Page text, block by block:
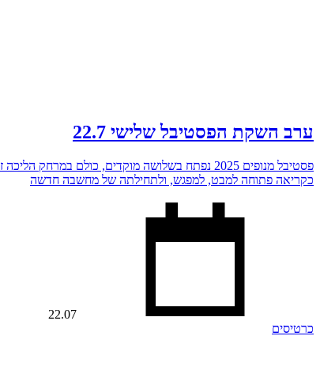
ערב השקת הפסטיבל שלישי 22.7
פסטיבל מנופים 2025 נפתח בשלושה מוקדים,
כקריאה פתוחה למבט, למפגש, ולתחילתה של מחשבה חדשה
22.07
כרטיסים